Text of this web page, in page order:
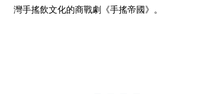
灣手搖飲文化的商戰劇《手搖帝國》。